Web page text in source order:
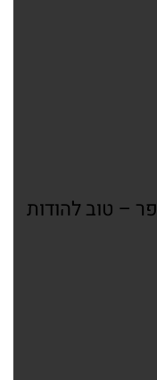
– טוב להודות